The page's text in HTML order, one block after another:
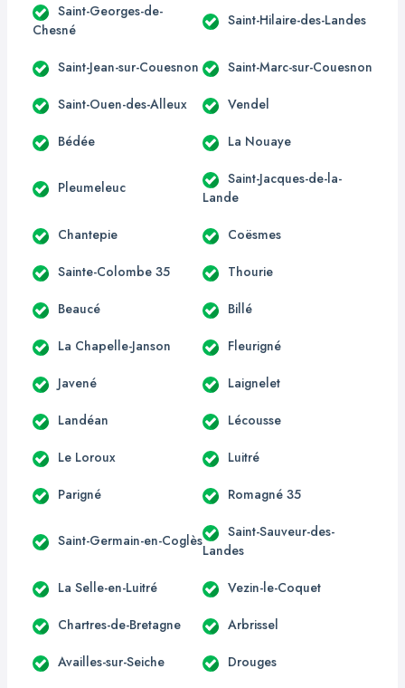
Saint-Georges-de-
Chesné
Saint-Hilaire-des-Landes
Saint-Jean-sur-Couesnon Saint-Marc-sur-Couesnon
Saint-Ouen-des-Alleux Vendel
Bédée La Nouaye
Pleumeleuc
Saint-Jacques-de-la-
Lande
Chantepie Coësmes
Sainte-Colombe 35 Thourie
Beaucé Billé
La Chapelle-Janson Fleurigné
Javené Laignelet
Landéan Lécousse
Le Loroux Luitré
Parigné Romagné 35
Saint-Germain-en-Coglès
Saint-Sauveur-des-
Landes
La Selle-en-Luitré Vezin-le-Coquet
Chartres-de-Bretagne Arbrissel
Availles-sur-Seiche Drouges